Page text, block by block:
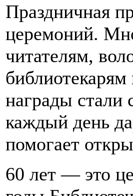
Праздничная
церемоний.
читателям,
награды стали
каждый день
помогает
60 лет — это